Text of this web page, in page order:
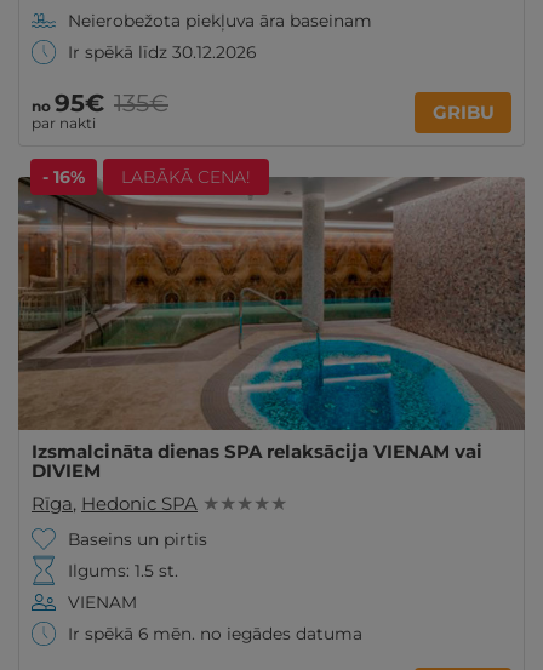
Neierobežota piekļuva āra baseinam
Ir spēkā līdz 30.12.2026
no 95€
par nakti
135€ GRIBU
- 16% LABĀKĀ CENA!
Izsmalcināta dienas SPA relaksācija VIENAM vai
DIVIEM
Rīga, Hedonic SPA ★ ★ ★ ★ ★
Baseins un pirtis
Ilgums: 1.5 st.
VIENAM
Ir spēkā 6 mēn. no iegādes datuma